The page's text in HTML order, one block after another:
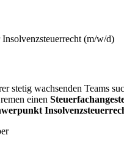
Insolvenzsteuerrecht (m/w/d)
stetig wachsenden Teams
einen